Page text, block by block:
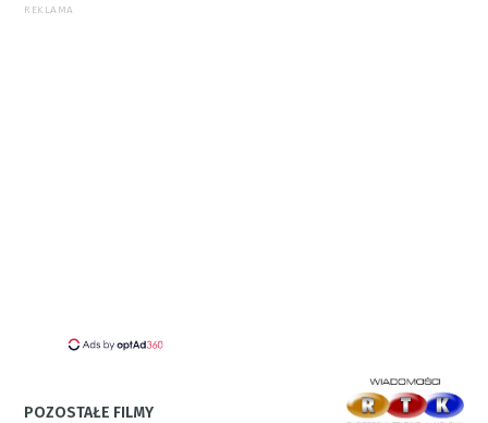
REKLAMA
POZOSTAŁE FILMY